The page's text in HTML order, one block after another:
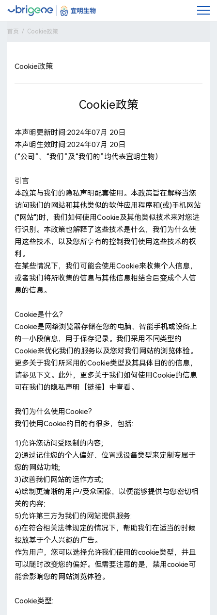
首页 Cookie政策
Cookie政策
Cookie政策
本声明更新时间:2024年07月 20日
本声明生效时间:2024年07月 20日
(“公司”、“我们”及“我们的”均代表宜明生物）
引言
本政策与我们的隐私声明配套使用。本政策旨在解释当您
访问我们的网站和其他类似的软件应用程序和(或)手机网站
("网站")时，我们如何使用Cookie及其他类似技术来对您进
行识别。本政策也解释了这些技术是什么，我们为什么使
用这些技术，以及您所享有的控制我们使用这些技术的权
利。
在某些情况下，我们可能会使用Cookie来收集个人信息，
或者我们将所收集的信息与其他信息相结合后变成个人信
息的信息。
Cookie是什么?
Cookie是网络浏览器存储在您的电脑、智能手机或设备上
的一小段信息，用于保存记录。我们采用不同类型的
Cookie来优化我们的服务以及您对我们网站的浏览体验。
更多关于我们所采用的Cookie类型及其具体目的的信息，
请参见下文。此外，更多关于我们如何使用Cookie的信息
可在我们的隐私声明【链接】中查看。
我们为什么使用Cookie?
我们使用Cookie的目的有很多，包括:
1)允许您访问受限制的内容;
2)通过记住您的个人偏好、位置或设备类型来定制专属于
您的网站功能;
3)改善我们网站的运作方式;
4)绘制更清晰的用户/受众画像，以便能够提供与您密切相
关的内容;
5)允许第三方为我们的网站提供服务:
6)在符合相关法律规定的情况下，帮助我们在适当的时候
投放基于个人兴趣的广告。
作为用户，您可以选择允许我们使用的cookie类型，并且
可以随时改变您的偏好。但需要注意的是，禁用cookie可
能会影响您的网站浏览体验。
Cookie类型: